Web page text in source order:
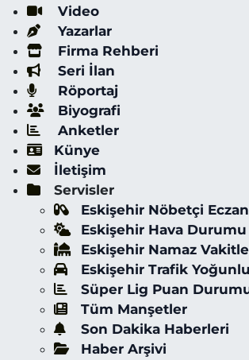
Video
Yazarlar
Firma Rehberi
Seri İlan
Röportaj
Biyografi
Anketler
Künye
İletişim
Servisler
Eskişehir Nöbetçi
Eskişehir Hava Durumu
Eskişehir Namaz
Eskişehir Trafik
Süper Lig Puan
Tüm Manşetler
Son Dakika Haberleri
Haber Arşivi